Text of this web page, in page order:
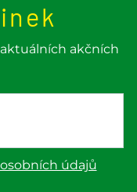
akčních
údajů